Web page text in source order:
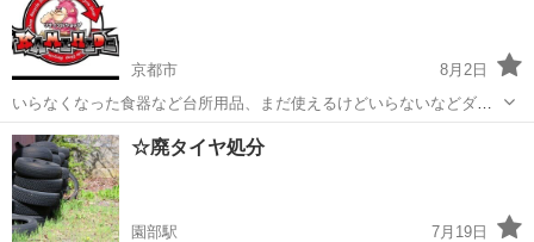
査定 出張...
京都市
8月2日
いらなくなった食器など台所用品、まだ使えるけどいらないなどダン
ボール箱に詰めて頂き買取り致します。また引越しご依頼も可能です
のでお問合せ宜しくお願いいたします。
京都 京都市 リサイクルショップ
☆廃タイヤ処分
園部駅
7月19日